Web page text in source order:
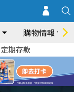
購物情報
定期存款